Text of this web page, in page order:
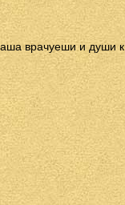
врачуеши и души